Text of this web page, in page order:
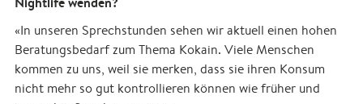
«In unseren Sprechstunden sehen wir aktuell einen hohen
Beratungsbedarf zum Thema Kokain. Viele Menschen
kommen zu uns, weil sie merken, dass sie ihren Konsum
nicht mehr so gut kontrollieren können wie früher und